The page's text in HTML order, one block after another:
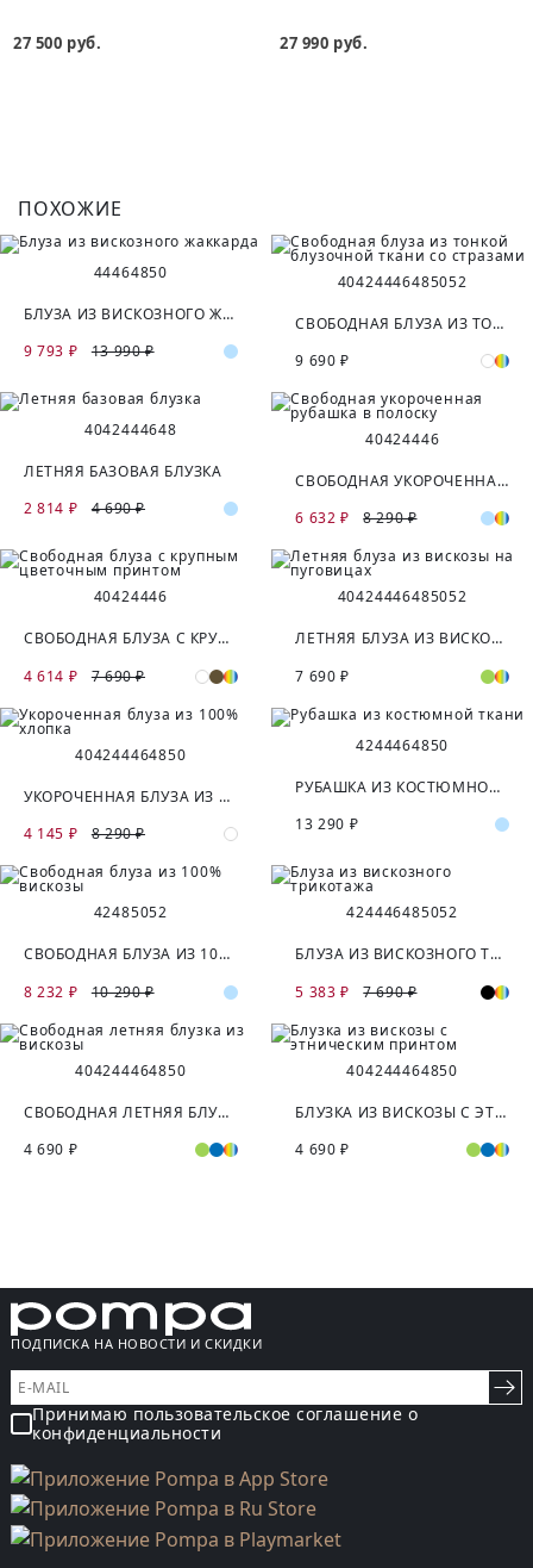
27 500 руб. 27 990 руб.
ПОХОЖИЕ
44464850
БЛУЗА ИЗ ВИСКОЗНОГО ЖАККАРДА
9 793 ₽
13 990 ₽
40424446485052
СВОБОДНАЯ БЛУЗА ИЗ ТОНКОЙ БЛУЗОЧНОЙ ТКАНИ СО СТРАЗАМИ
9 690 ₽
4042444648
ЛЕТНЯЯ БАЗОВАЯ БЛУЗКА
2 814 ₽
4 690 ₽
40424446
СВОБОДНАЯ УКОРОЧЕННАЯ РУБАШКА В ПОЛОСКУ
6 632 ₽
8 290 ₽
40424446
СВОБОДНАЯ БЛУЗА С КРУПНЫМ ЦВЕТОЧНЫМ ПРИНТОМ
4 614 ₽
7 690 ₽
40424446485052
ЛЕТНЯЯ БЛУЗА ИЗ ВИСКОЗЫ НА ПУГОВИЦАХ
7 690 ₽
404244464850
УКОРОЧЕННАЯ БЛУЗА ИЗ 100% ХЛОПКА
4 145 ₽
8 290 ₽
4244464850
РУБАШКА ИЗ КОСТЮМНОЙ ТКАНИ
13 290 ₽
42485052
СВОБОДНАЯ БЛУЗА ИЗ 100% ВИСКОЗЫ
8 232 ₽
10 290 ₽
424446485052
БЛУЗА ИЗ ВИСКОЗНОГО ТРИКОТАЖА
5 383 ₽
7 690 ₽
404244464850
СВОБОДНАЯ ЛЕТНЯЯ БЛУЗКА ИЗ ВИСКОЗЫ
4 690 ₽
404244464850
БЛУЗКА ИЗ ВИСКОЗЫ С ЭТНИЧЕСКИМ ПРИНТОМ
4 690 ₽
ПОДПИСКА НА НОВОСТИ И СКИДКИ
Принимаю пользовательское соглашение о
конфиденциальности